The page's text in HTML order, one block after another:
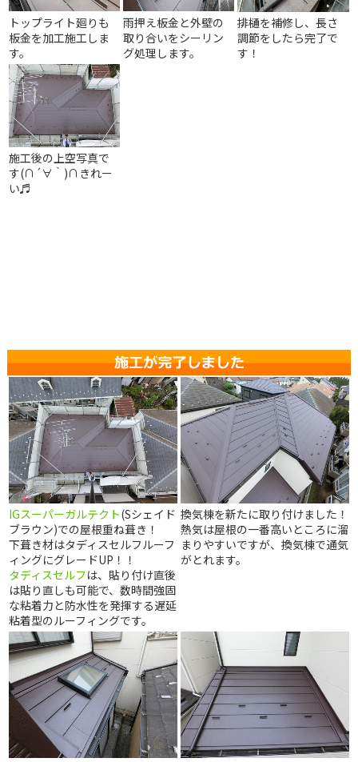
トップライト廻りも
板金を加工施工しま
す。
雨押え板金と外壁の
取り合いをシーリン
グ処理します。
排樋を補修し、長さ
調節をしたら完了で
す！
施工後の上空写真で
す(∩´∀｀)∩きれー
い♬
IGスーパーガルテクト(Sシェイド
ブラウン)での屋根重ね葺き！
下葺き材はタディスセルフルーフ
ィングにグレードUP！！
タディスセルフ は、貼り付け直後
は貼り直しも可能で、数時間強固
な粘着力と防水性を発揮する遅延
粘着型のルーフィングです。
換気棟を新たに取り付けました！
熱気は屋根の一番高いところに溜
まりやすいですが、換気棟で通気
がとれます。